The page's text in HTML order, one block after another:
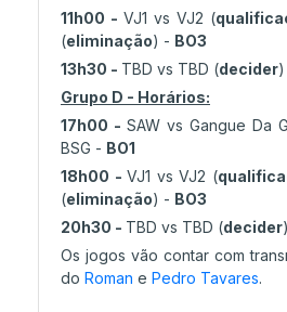
11h00 - VJ1 vs VJ2 (
(eliminação) - BO3
13h30 - TBD vs TBD (decider)
Grupo D - Horários:
17h00 - SAW vs Gangue Da
BSG - BO1
18h00 -VJ1 vs VJ2 (
(eliminação) - BO3
20h30 - TBD vs TBD (decider)
Os jogos vão contar com
do Roman e Pedro Tavares.